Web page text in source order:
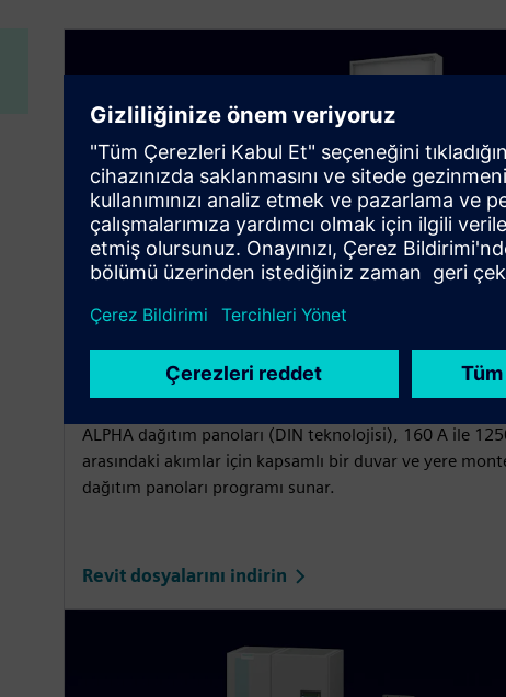
ALFA DİN
ALPHA dağıtım panoları (DIN teknolojisi), 160 A ile
arasındaki akımlar için kapsamlı bir duvar ve yere
dağıtım panoları programı sunar.
Revit dosyalarını indirin